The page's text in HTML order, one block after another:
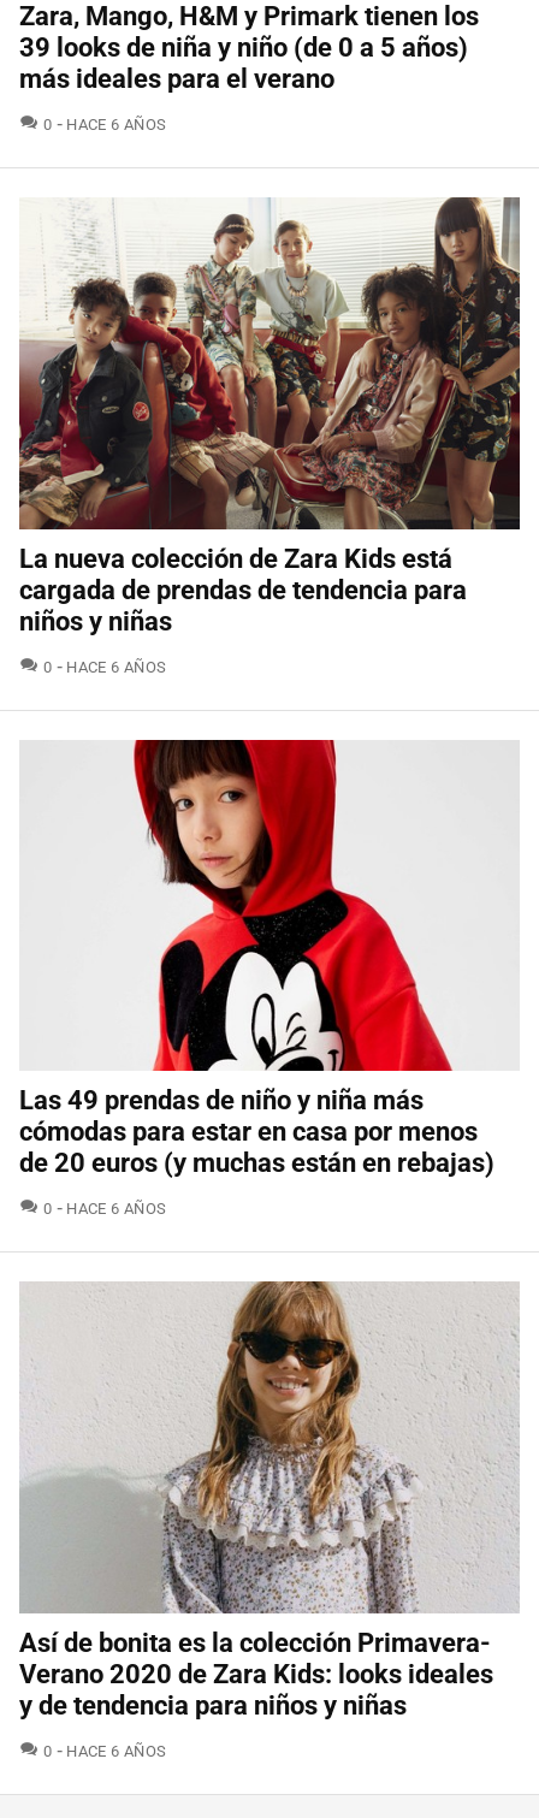
Zara, Mango, H&M y Primark tienen los
39 looks de niña y niño (de 0 a 5 años)
más ideales para el verano
0 COMENTARIOS
HACE 6 AÑOS
La nueva colección de Zara Kids está
cargada de prendas de tendencia para
niños y niñas
0 COMENTARIOS
HACE 6 AÑOS
Las 49 prendas de niño y niña más
cómodas para estar en casa por menos
de 20 euros (y muchas están en rebajas)
0 COMENTARIOS
HACE 6 AÑOS
Así de bonita es la colección Primavera-
Verano 2020 de Zara Kids: looks ideales
y de tendencia para niños y niñas
0 COMENTARIOS
HACE 6 AÑOS